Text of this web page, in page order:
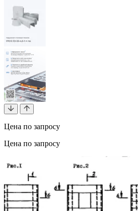
Цена по запросу
Цена по запросу